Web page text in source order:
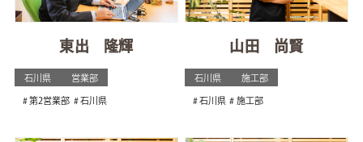
東出 隆輝
石川県 営業部
第2営業部 石川県
山田 尚賢
石川県 施工部
石川県 施工部